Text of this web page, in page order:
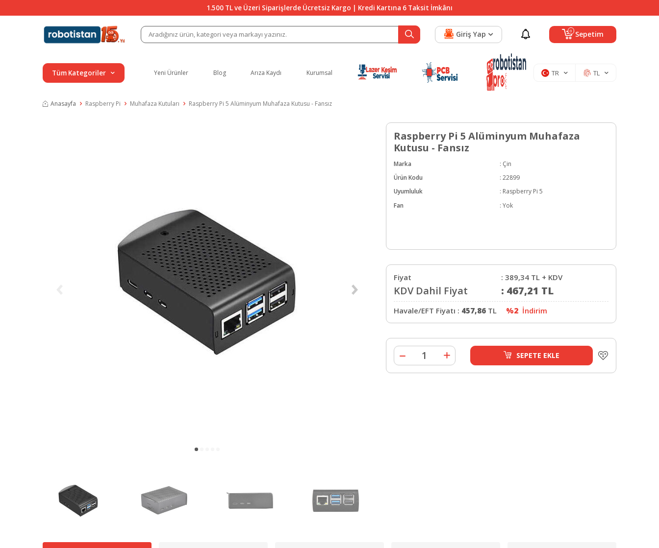
1.500 TL ve Üzeri Siparişlerde Ücretsiz Kargo | Kredi Kartına 6 Taksit İmkânı
0 Sepetim
Giriş Yap
Tüm Kategoriler Yeni Ürünler Blog Arıza Kaydı Kurumsal TR TL
Anasayfa Raspberry Pi Muhafaza Kutuları Raspberry Pi 5 Alüminyum Muhafaza Kutusu - Fansız
Raspberry Pi 5 Alüminyum Muhafaza
Kutusu - Fansız
Marka : Çin
Ürün Kodu
: 22899
Uyumluluk
: Raspberry Pi 5
Fan
: Yok
Fiyat : 389,34 TL + KDV
KDV Dahil Fiyat : 467,21 TL
Havale/EFT Fiyatı : 457,86 TL %2 İndirim
SEPETE EKLE